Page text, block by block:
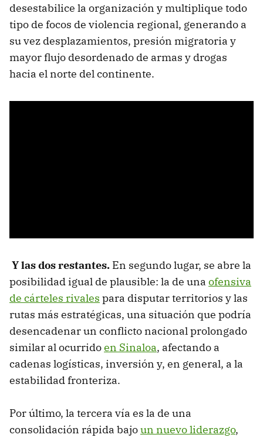
desestabilice la organización y multiplique todo
tipo de focos de violencia regional, generando a
su vez desplazamientos, presión migratoria y
mayor flujo desordenado de armas y drogas
hacia el norte del continente.
Y las dos restantes. En segundo lugar, se abre la
posibilidad igual de plausible: la de una ofensiva
de cárteles rivales para disputar territorios y las
rutas más estratégicas, una situación que podría
desencadenar un conflicto nacional prolongado
similar al ocurridoen Sinaloa, afectando a
cadenas logísticas, inversión y, en general, a la
estabilidad fronteriza.
Por último, la tercera vía es la de una
consolidación rápida bajoun nuevo liderazgo,